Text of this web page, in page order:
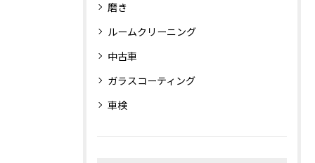
磨き
ルームクリーニング
中古車
ガラスコーティング
車検